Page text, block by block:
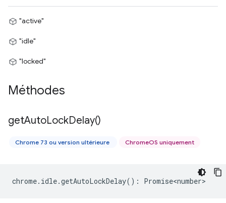
"active"
"idle"
"locked"
Méthodes
getAutoLockDelay()
Chrome 73 ou version ultérieure ChromeOS uniquement
chrome. idle.getAutoLockDelay() : Promise<number>